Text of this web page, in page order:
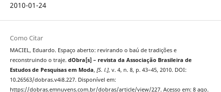
2010-01-24
Como Citar
MACIEL, Eduardo. Espaço aberto: revirando o baú de tradições e
reconstruindo o traje. dObra[s] – revista da Associação Brasileira de
Estudos de Pesquisas em Moda, [S. l.], v. 4, n. 8, p. 43–45, 2010. DOI:
10.26563/dobras.v4i8.227. Disponível em:
https://dobras.emnuvens.com.br/dobras/article/view/227. Acesso em: 8 ago.